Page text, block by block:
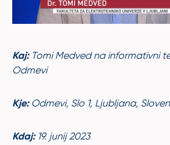
Kaj: Tomi Medved na informativni
Odmevi
Kje:Odmevi, Slo 1, Ljubljana,
Kdaj: 19. junij 2023